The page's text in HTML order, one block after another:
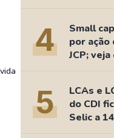
4
Small
por ação
JCP;
5
LCAs e
do CDI
Selic a
Fizemos